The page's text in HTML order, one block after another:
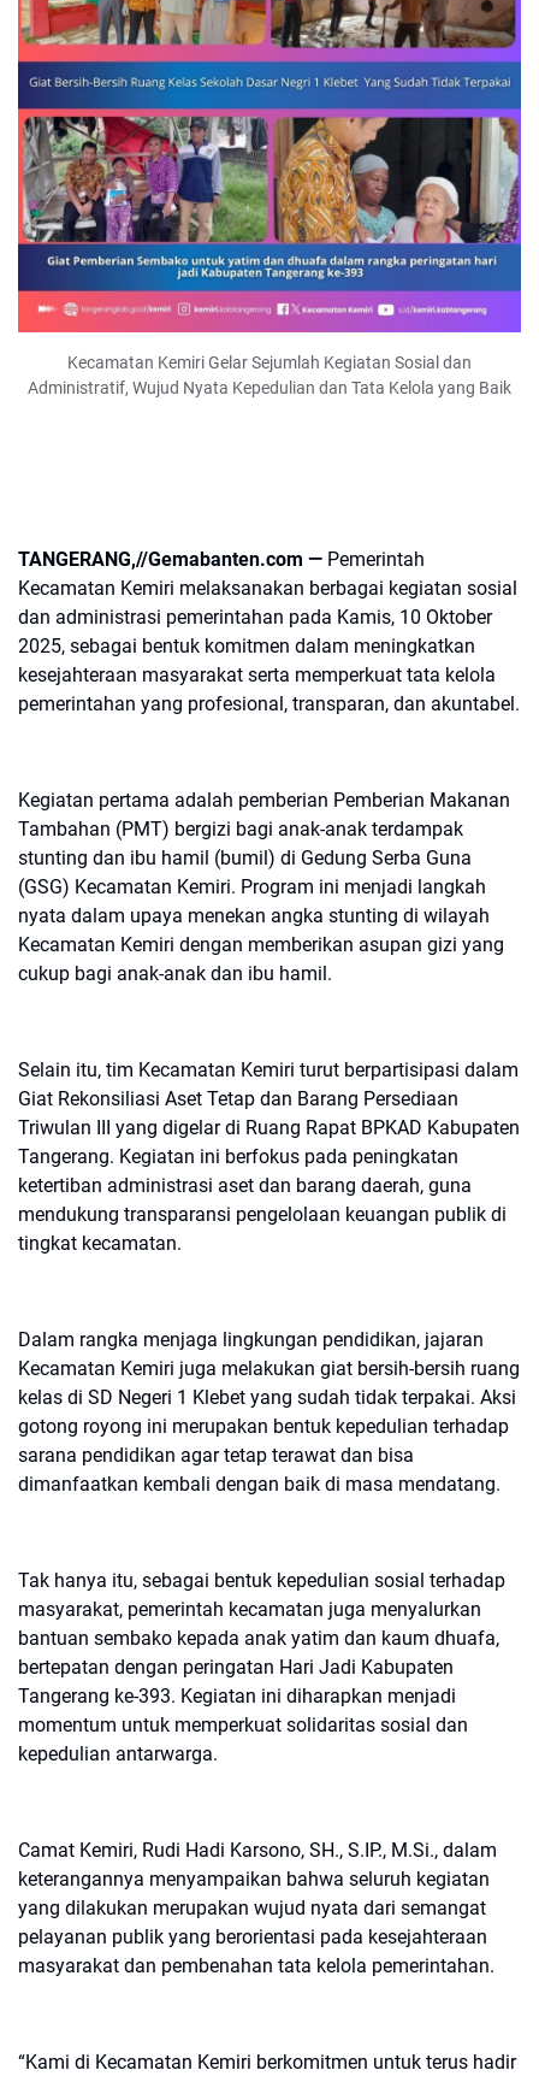
Kecamatan Kemiri Gelar Sejumlah Kegiatan Sosial dan
Administratif, Wujud Nyata Kepedulian dan Tata Kelola yang Baik
TANGERANG,//Gemabanten.com — Pemerintah
Kecamatan Kemiri melaksanakan berbagai kegiatan sosial
dan administrasi pemerintahan pada Kamis, 10 Oktober
2025, sebagai bentuk komitmen dalam meningkatkan
kesejahteraan masyarakat serta memperkuat tata kelola
pemerintahan yang profesional, transparan, dan akuntabel.
Kegiatan pertama adalah pemberian Pemberian Makanan
Tambahan (PMT) bergizi bagi anak-anak terdampak
stunting dan ibu hamil (bumil) di Gedung Serba Guna
(GSG) Kecamatan Kemiri. Program ini menjadi langkah
nyata dalam upaya menekan angka stunting di wilayah
Kecamatan Kemiri dengan memberikan asupan gizi yang
cukup bagi anak-anak dan ibu hamil.
Selain itu, tim Kecamatan Kemiri turut berpartisipasi dalam
Giat Rekonsiliasi Aset Tetap dan Barang Persediaan
Triwulan III yang digelar di Ruang Rapat BPKAD Kabupaten
Tangerang. Kegiatan ini berfokus pada peningkatan
ketertiban administrasi aset dan barang daerah, guna
mendukung transparansi pengelolaan keuangan publik di
tingkat kecamatan.
Dalam rangka menjaga lingkungan pendidikan, jajaran
Kecamatan Kemiri juga melakukan giat bersih-bersih ruang
kelas di SD Negeri 1 Klebet yang sudah tidak terpakai. Aksi
gotong royong ini merupakan bentuk kepedulian terhadap
sarana pendidikan agar tetap terawat dan bisa
dimanfaatkan kembali dengan baik di masa mendatang.
Tak hanya itu, sebagai bentuk kepedulian sosial terhadap
masyarakat, pemerintah kecamatan juga menyalurkan
bantuan sembako kepada anak yatim dan kaum dhuafa,
bertepatan dengan peringatan Hari Jadi Kabupaten
Tangerang ke-393. Kegiatan ini diharapkan menjadi
momentum untuk memperkuat solidaritas sosial dan
kepedulian antarwarga.
Camat Kemiri, Rudi Hadi Karsono, SH., S.IP., M.Si., dalam
keterangannya menyampaikan bahwa seluruh kegiatan
yang dilakukan merupakan wujud nyata dari semangat
pelayanan publik yang berorientasi pada kesejahteraan
masyarakat dan pembenahan tata kelola pemerintahan.
“Kami di Kecamatan Kemiri berkomitmen untuk terus hadir